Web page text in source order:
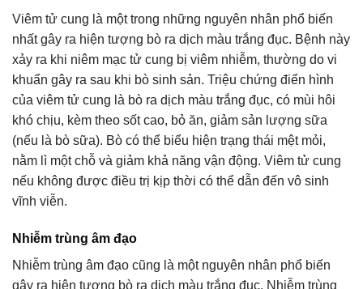
Viêm tử cung là một trong những nguyên nhân phổ biến
nhất gây ra hiện tượng bò ra dịch màu trắng đục. Bệnh này
xảy ra khi niêm mạc tử cung bị viêm nhiễm, thường do vi
khuẩn gây ra sau khi bò sinh sản. Triệu chứng điển hình
của viêm tử cung là bò ra dịch màu trắng đục, có mùi hôi
khó chịu, kèm theo sốt cao, bỏ ăn, giảm sản lượng sữa
(nếu là bò sữa). Bò có thể biểu hiện trạng thái mệt mỏi,
nằm lì một chỗ và giảm khả năng vận động. Viêm tử cung
nếu không được điều trị kịp thời có thể dẫn đến vô sinh
vĩnh viễn.
Nhiễm trùng âm đạo
Nhiễm trùng âm đạo cũng là một nguyên nhân phổ biến
gây ra hiện tượng bò ra dịch màu trắng đục. Nhiễm trùng